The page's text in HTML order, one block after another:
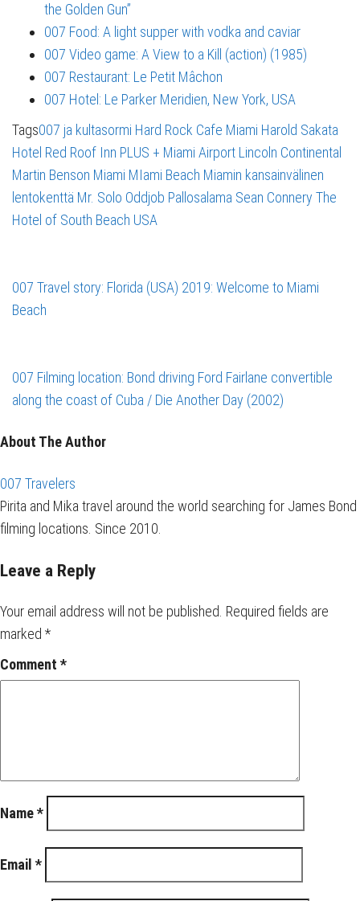
the Golden Gun”
007 Food: A light supper with vodka and caviar
007 Video game: A View to a Kill (action) (1985)
007 Restaurant: Le Petit Mâchon
007 Hotel: Le Parker Meridien, New York, USA
Tags007 ja kultasormi Hard Rock Cafe Miami Harold Sakata
Hotel Red Roof Inn PLUS + Miami Airport Lincoln Continental
Martin Benson Miami MIami Beach Miamin kansainvälinen
lentokenttä Mr. Solo Oddjob Pallosalama Sean Connery The
Hotel of South Beach USA
007 Travel story: Florida (USA) 2019: Welcome to Miami
Beach
007 Filming location: Bond driving Ford Fairlane convertible
along the coast of Cuba / Die Another Day (2002)
About The Author
007 Travelers
Pirita and Mika travel around the world searching for James Bond
filming locations. Since 2010.
Leave a Reply
Your email address will not be published. Required fields are
marked *
Comment *
Name*
Email *